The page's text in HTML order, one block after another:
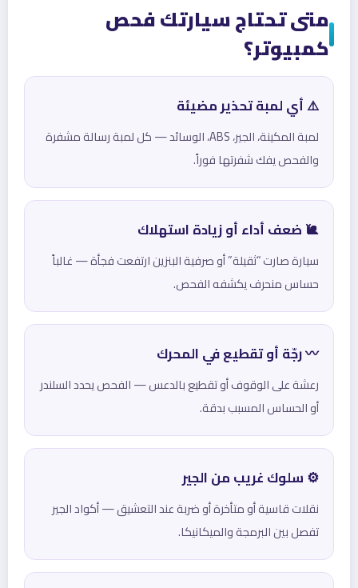
متى تحتاج سيارتك فحص
كمبيوتر؟
⚠️ أي لمبة تحذير مضيئة
لمبة المكينة، الجير، ABS، الوسائد — كل لمبة رسالة مشفرة
والفحص يفك شفرتها فوراً.
🐌 ضعف أداء أو زيادة استهلاك
سيارة صارت “ثقيلة” أو صرفية البنزين ارتفعت فجأة — غالباً
حساس منحرف يكشفه الفحص.
〰️ رجّة أو تقطيع في المحرك
رعشة على الوقوف أو تقطيع بالدعس — الفحص يحدد السلندر
أو الحساس المسبب بدقة.
⚙️ سلوك غريب من الجير
نقلات قاسية أو متأخرة أو ضربة عند التعشيق — أكواد الجير
تفصل بين البرمجة والميكانيكا.